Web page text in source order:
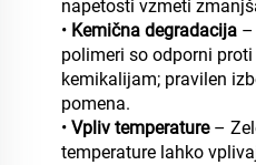
napetosti vzmeti
• Kemična degradacija –
polimeri so odporni
kemikalijam; pravilen
pomena.
• Vpliv temperature –
temperature lahko